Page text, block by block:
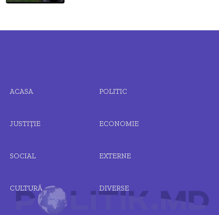
ACASA POLITIC
JUSTIȚIE ECONOMIE
SOCIAL EXTERNE
CULTURĂ DIVERSE